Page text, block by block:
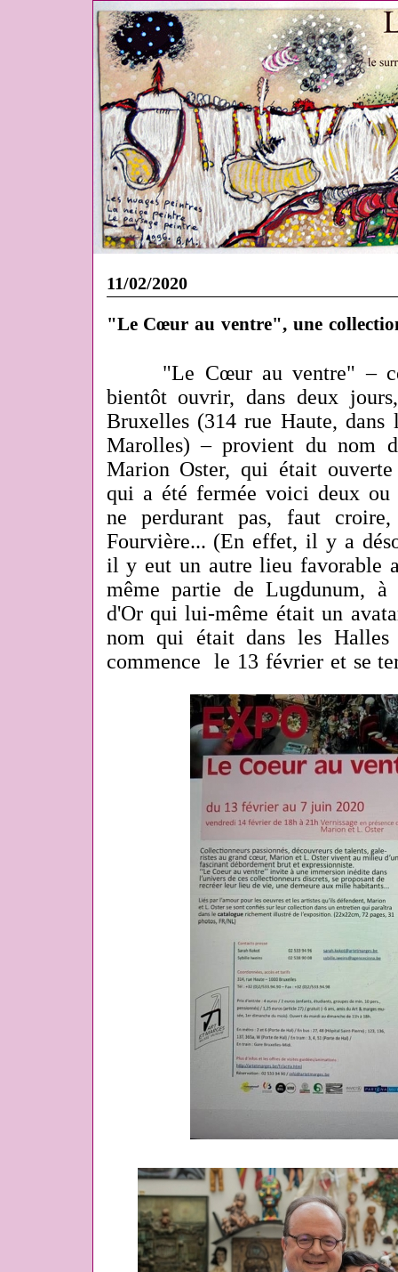
11/02/2020
"Le Cœur au ventre", une
"Le Cœur au ventre" –
bientôt ouvrir, dans deux
Bruxelles (314 rue Haute, dans
Marolles) – provient du nom
Marion Oster, qui était
qui a été fermée voici deux ou
ne perdurant pas, faut
Fourvière... (En effet, il y a
il y eut un autre lieu favorable
même partie de Lugdunum, à
d'Or qui lui-même était un
nom qui était dans les Halles
commence le 13 février et se